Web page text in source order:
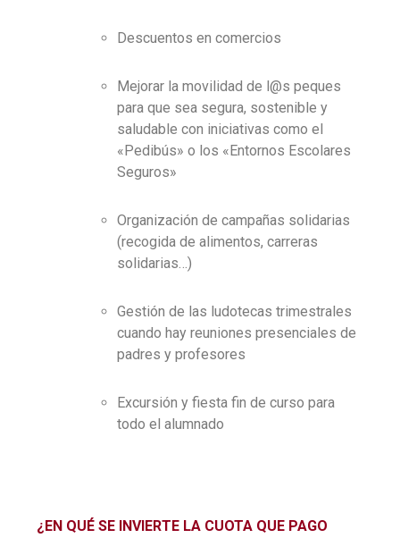
Descuentos en comercios
Mejorar la movilidad de l@s peques
para que sea segura, sostenible y
saludable con iniciativas como el
«Pedibús» o los «Entornos Escolares
Seguros»
Organización de campañas solidarias
(recogida de alimentos, carreras
solidarias…)
Gestión de las ludotecas trimestrales
cuando hay reuniones presenciales de
padres y profesores
Excursión y fiesta fin de curso para
todo el alumnado
¿EN QUÉ SE INVIERTE LA CUOTA QUE PAGO